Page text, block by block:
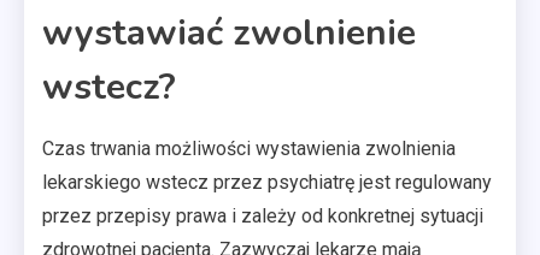
wystawiać zwolnienie
wstecz?
Czas trwania możliwości wystawienia zwolnienia
lekarskiego wstecz przez psychiatrę jest regulowany
przez przepisy prawa i zależy od konkretnej sytuacji
zdrowotnej pacjenta. Zazwyczaj lekarze mają